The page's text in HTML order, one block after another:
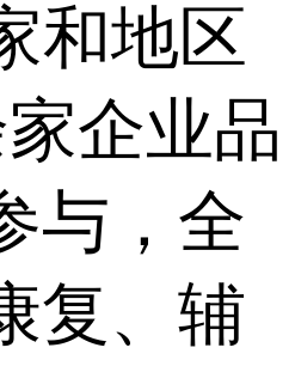
和地区
企业品
与，全
复、辅